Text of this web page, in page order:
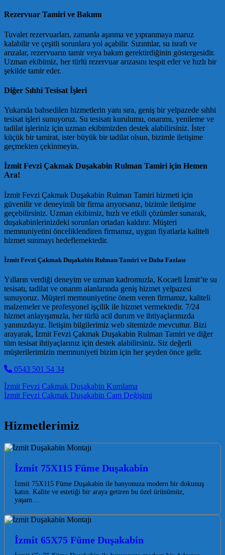
Rezervuar Tamiri ve Bakımı
Tuvalet rezervuarları, zamanla aşınma ve yıpranmaya maruz
kalabilir ve çeşitli sorunlara yol açabilir. Sızıntılar, su israfı ve
arızalar, rezervuarın tamir veya bakım gerektirdiğinin göstergesidir.
Uzman ekibimiz, her türlü rezervuar arızasını tespit eder ve hızlı bir
şekilde tamir eder.
Diğer Sıhhi Tesisat İşleri
Yukarıda bahsedilen hizmetlerin yanı sıra, geniş bir yelpazede sıhhi
tesisat işleri sunuyoruz. Su tesisatı kurulumu, onarımı, yenileme ve
tadilat işleriniz için uzman ekibimizden destek alabilirsiniz. İster
küçük bir tamirat, ister büyük bir tadilat olsun, bizimle iletişime
geçmekten çekinmeyin.
İzmit Fevzi Çakmak Duşakabin Rulman Tamiri için Hemen
Ara!
İzmit Fevzi Çakmak Duşakabin Rulman Tamiri hizmeti için
güvenilir ve deneyimli bir firma arıyorsanız, bizimle iletişime
geçebilirsiniz. Uzman ekibimiz, hızlı ve etkili çözümler sunarak,
duşakabinlerinizdeki sorunları ortadan kaldırır. Müşteri
memnuniyetini önceliklendiren firmamız, uygun fiyatlarla kaliteli
hizmet sunmayı hedeflemektedir.
İzmit Fevzi Çakmak Duşakabin Rulman Tamiri ve Daha Fazlası
Yılların verdiği deneyim ve uzman kadromuzla, Kocaeli İzmit’te su
tesisatı, tadilat ve onarım alanlarında geniş hizmet yelpazesi
sunuyoruz. Müşteri memnuniyetine önem veren firmamız, kaliteli
malzemeler ve profesyonel işçilik ile hizmet vermektedir. 7/24
hizmet anlayışımızla, her türlü acil durum ve ihtiyaçlarınızda
yanınızdayız. İletişim bilgilerimiz web sitemizde mevcuttur. Bizi
arayarak, İzmit Fevzi Çakmak Duşakabin Rulman Tamiri ve diğer
tüm tesisat ihtiyaçlarınız için destek alabilirsiniz. Siz değerli
müşterilerimizin memnuniyeti bizim için her şeyden önce gelir.
0543 501 54 34
Post navigation
İzmit Fevzi Çakmak Duşakabin Kumlama
İzmit Fevzi Çakmak Duşakabin Cam Değişimi
Hizmetlerimiz
İzmit 75X115 Füme Duşakabin
İzmit 75X115 Füme Duşakabin ile banyonuza modern bir dokunuş
katın. Kalite ve estetiği bir araya getiren bu özel ürünümüz,
yaşam…
İzmit 65X75 Füme Duşakabin